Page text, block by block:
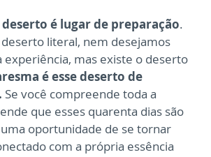
é lugar de preparação.
literal, nem desejamos
experiência, mas existe o deserto
é esse deserto de
Se você compreende toda a
que esses quarenta dias são
oportunidade de se tornar
com a própria essência